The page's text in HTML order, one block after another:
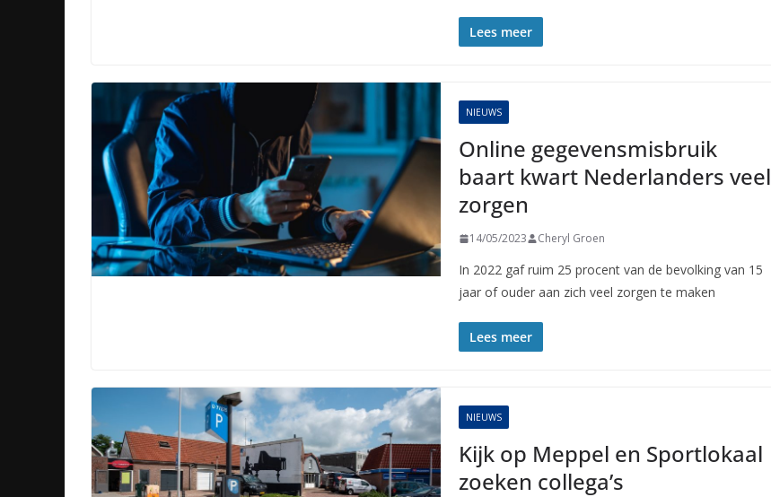
Lees meer
NIEUWS
Online gegevensmisbruik
baart kwart Nederlanders veel
zorgen
14/05/2023 Cheryl Groen
In 2022 gaf ruim 25 procent van de bevolking van 15
jaar of ouder aan zich veel zorgen te maken
Lees meer
NIEUWS
Kijk op Meppel en Sportlokaal
zoeken collega’s